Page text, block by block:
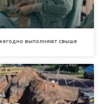
выполняют свыше